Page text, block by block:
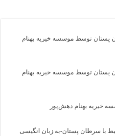
توسط موسسه خیریه بهنام
توسط موسسه خیریه بهنام
خیریه بهنام دهش‌پور
با سرطان پستان-به زبان انگیسی